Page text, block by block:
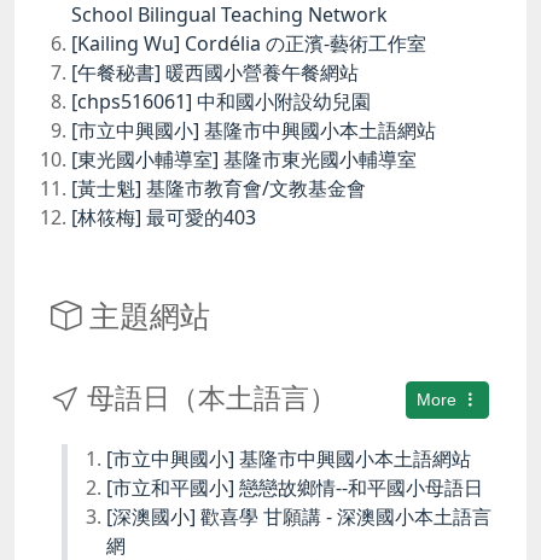
School Bilingual Teaching Network
[Kailing Wu] Cordélia の正濱-藝術工作室
[午餐秘書] 暖西國小營養午餐網站
[chps516061] 中和國小附設幼兒園
[市立中興國小] 基隆市中興國小本土語網站
[東光國小輔導室] 基隆市東光國小輔導室
[黃士魁] 基隆市教育會/文教基金會
[林筱梅] 最可愛的403
主題網站
More
母語日（本土語言）
[市立中興國小] 基隆市中興國小本土語網站
[市立和平國小] 戀戀故鄉情--和平國小母語日
[深澳國小] 歡喜學 甘願講 - 深澳國小本土語言
網